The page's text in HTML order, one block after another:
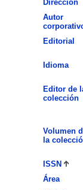
Dirección
Autor
Editorial
Idioma
Editor de
colección
Volumen
la
ISSN
Área